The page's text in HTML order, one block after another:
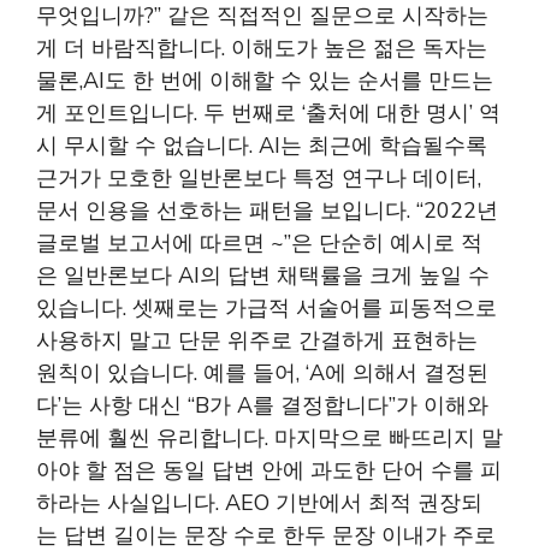
무엇입니까?” 같은 직접적인 질문으로 시작하는
게 더 바람직합니다. 이해도가 높은 젊은 독자는
물론,AI도 한 번에 이해할 수 있는 순서를 만드는
게 포인트입니다. 두 번째로 ‘출처에 대한 명시’ 역
시 무시할 수 없습니다. AI는 최근에 학습될수록
근거가 모호한 일반론보다 특정 연구나 데이터,
문서 인용을 선호하는 패턴을 보입니다. “2022년
글로벌 보고서에 따르면 ~”은 단순히 예시로 적
은 일반론보다 AI의 답변 채택률을 크게 높일 수
있습니다. 셋째로는 가급적 서술어를 피동적으로
사용하지 말고 단문 위주로 간결하게 표현하는
원칙이 있습니다. 예를 들어, ‘A에 의해서 결정된
다’는 사항 대신 “B가 A를 결정합니다”가 이해와
분류에 훨씬 유리합니다. 마지막으로 빠뜨리지 말
아야 할 점은 동일 답변 안에 과도한 단어 수를 피
하라는 사실입니다. AEO 기반에서 최적 권장되
는 답변 길이는 문장 수로 한두 문장 이내가 주로